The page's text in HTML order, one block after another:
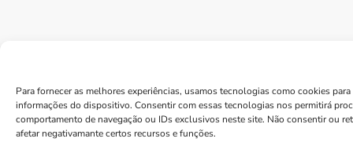
Para fornecer as melhores experiências, usamos tecnologias como cookies para
informações do dispositivo. Consentir com essas tecnologias nos permitirá
comportamento de navegação ou IDs exclusivos neste site. Não consentir ou
afetar negativamante certos recursos e funções.